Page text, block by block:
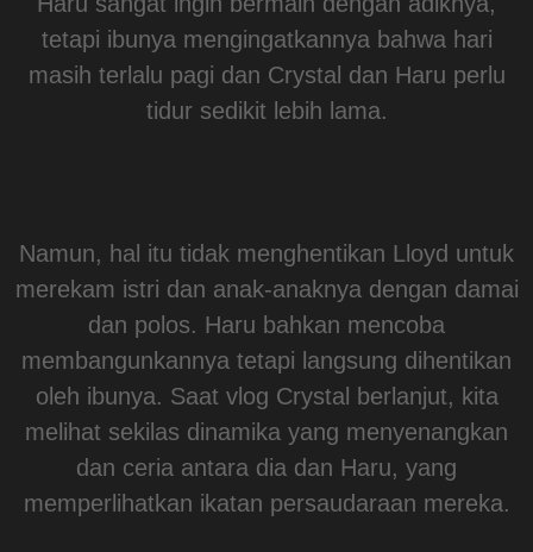
tetapi ibunya mengingatkannya bahwa hari
masih terlalu pagi dan Crystal dan Haru perlu
tidur sedikit lebih lama.
Namun, hal itu tidak menghentikan Lloyd untuk
merekam istri dan anak-anaknya dengan damai
dan polos. Haru bahkan mencoba
membangunkannya tetapi langsung dihentikan
oleh ibunya. Saat vlog Crystal berlanjut, kita
melihat sekilas dinamika yang menyenangkan
dan ceria antara dia dan Haru, yang
memperlihatkan ikatan persaudaraan mereka.